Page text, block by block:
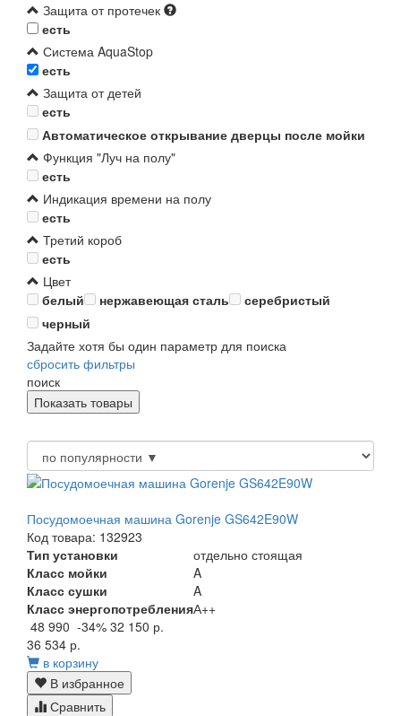
Защита от протечек
есть
Система AquaStop
есть
Защита от детей
есть
Автоматическое открывание дверцы после мойки
Функция "Луч на полу"
есть
Индикация времени на полу
есть
Третий короб
есть
Цвет
белый
нержавеющая сталь
серебристый
черный
Задайте хотя бы один параметр для поиска
сбросить фильтры
поиск
Посудомоечная машина Gorenje GS642E90W
Код товара: 132923
Тип установки
отдельно стоящая
Класс мойки
A
Класс сушки
A
Класс энергопотребленияА++
48 990 -34% 32 150 р.
36 534 р.
в корзину
В избранное
Сравнить